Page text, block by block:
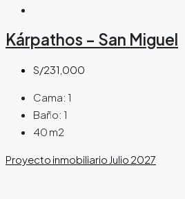
Kárpathos – San Miguel
S/231,000
Cama: 1
Baño: 1
40 m2
Proyecto inmobiliario Julio 2027